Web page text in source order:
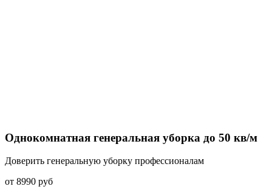
Однокомнатная генеральная уборка до 50 кв/м
Доверить генеральную уборку профессионалам
от 8990 руб